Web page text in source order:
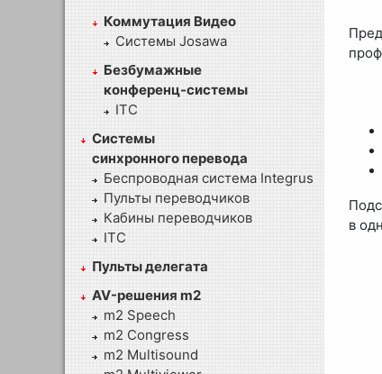
Коммутация Видео
Системы Josawa
Безбумажные
конференц-системы
ITC
Системы
синхронного перевода
Беспроводная система Integrus
Пульты переводчиков
Кабины переводчиков
ITC
Пульты делегата
AV-решения m2
m2 Speech
m2 Congress
m2 Multisound
в